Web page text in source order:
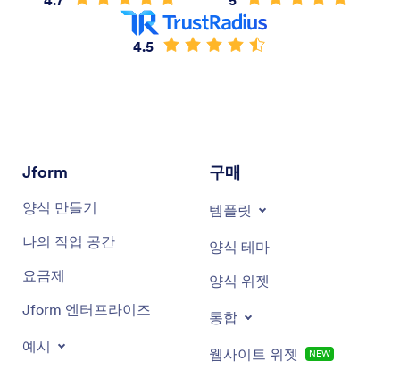
4.5
Jform
양식 만들기
나의 작업 공간
요금제
Jform 엔터프라이즈
예시
구매
템플릿
양식 테마
양식 위젯
통합
웹사이트 위젯 NEW